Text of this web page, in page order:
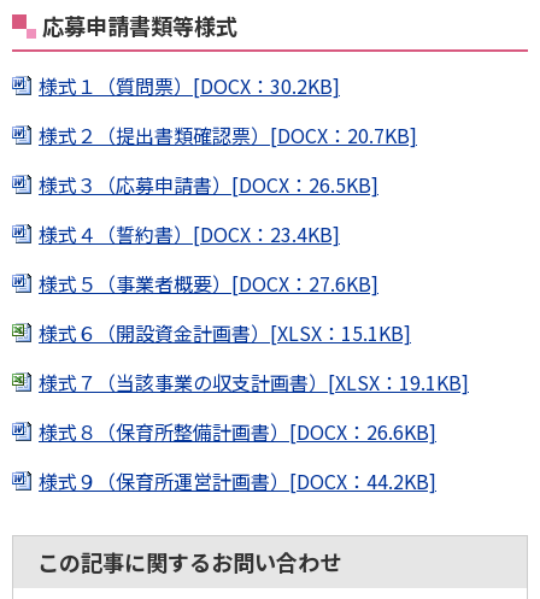
応募申請書類等様式
様式１（質問票）[DOCX：30.2KB]
様式２（提出書類確認票）[DOCX：20.7KB]
様式３（応募申請書）[DOCX：26.5KB]
様式４（誓約書）[DOCX：23.4KB]
様式５（事業者概要）[DOCX：27.6KB]
様式６（開設資金計画書）[XLSX：15.1KB]
様式７（当該事業の収支計画書）[XLSX：19.1KB]
様式８（保育所整備計画書）[DOCX：26.6KB]
様式９（保育所運営計画書）[DOCX：44.2KB]
この記事に関するお問い合わせ